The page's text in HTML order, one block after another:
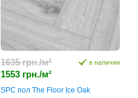
1635 грн./м²
1553 грн./м²
в наличии
SPC пол The Floor Ice Oak